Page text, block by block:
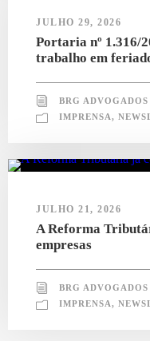
JULHO 29, 2026
Portaria nº 1.316/
trabalho em
BRG ADVOGADOS
IMPRENSA
JULHO 21, 2026
A Reforma
empresas
BRG ADVOGADOS
IMPRENSA